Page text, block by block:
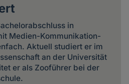
in
Medien-Kommunikation-
Aktuell studiert er im
an der Universität
er als Zooführer bei der